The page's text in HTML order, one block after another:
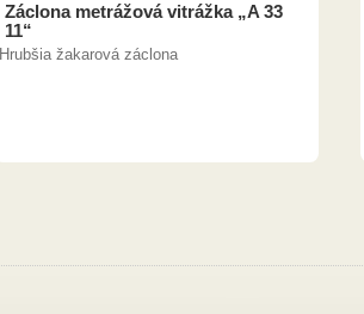
Záclona metrážová vitrážka „A 33
11“
Hrubšia žakarová záclona